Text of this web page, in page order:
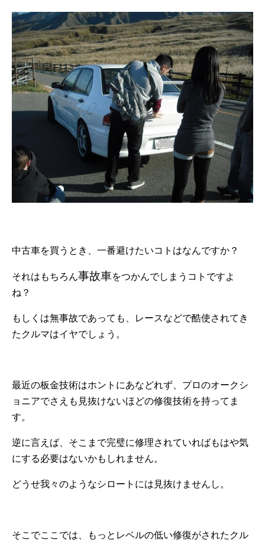
中古車を買うとき、一番避けたいコトはなんですか？
それはもちろん事故車をつかんでしまうコトですよ
ね？
もしくは無事故であっても、レースなどで酷使されてき
たクルマはイヤでしょう。
最近の板金技術はホントにあなどれず、プロのオークシ
ョニアでさえも見抜けないほどの修復技術を持ってま
す。
逆に言えば、そこまで完璧に修理されていればもはや気
にする必要はないかもしれません。
どうせ我々のようなシロートには見抜けませんし。
そこでここでは、もっとレベルの低い修復がされたクル